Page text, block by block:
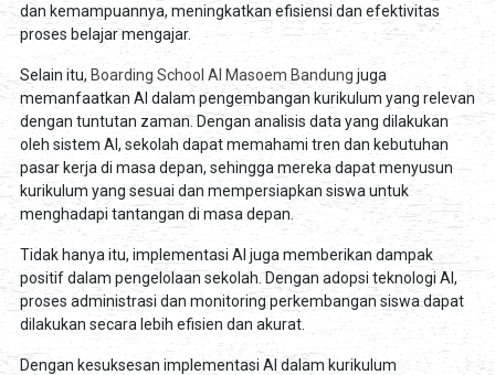
dan kemampuannya, meningkatkan efisiensi dan efektivitas
proses belajar mengajar.
Selain itu, Boarding School Al Masoem Bandung juga
memanfaatkan AI dalam pengembangan kurikulum yang relevan
dengan tuntutan zaman. Dengan analisis data yang dilakukan
oleh sistem AI, sekolah dapat memahami tren dan kebutuhan
pasar kerja di masa depan, sehingga mereka dapat menyusun
kurikulum yang sesuai dan mempersiapkan siswa untuk
menghadapi tantangan di masa depan.
Tidak hanya itu, implementasi AI juga memberikan dampak
positif dalam pengelolaan sekolah. Dengan adopsi teknologi AI,
proses administrasi dan monitoring perkembangan siswa dapat
dilakukan secara lebih efisien dan akurat.
Dengan kesuksesan implementasi AI dalam kurikulum